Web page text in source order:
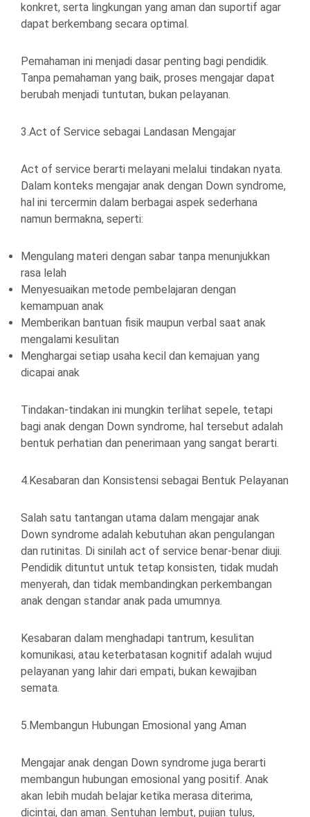
konkret, serta lingkungan yang aman dan suportif agar
dapat berkembang secara optimal.
Pemahaman ini menjadi dasar penting bagi pendidik.
Tanpa pemahaman yang baik, proses mengajar dapat
berubah menjadi tuntutan, bukan pelayanan.
3.Act of Service sebagai Landasan Mengajar
Act of service berarti melayani melalui tindakan nyata.
Dalam konteks mengajar anak dengan Down syndrome,
hal ini tercermin dalam berbagai aspek sederhana
namun bermakna, seperti:
Mengulang materi dengan sabar tanpa menunjukkan
rasa lelah
Menyesuaikan metode pembelajaran dengan
kemampuan anak
Memberikan bantuan fisik maupun verbal saat anak
mengalami kesulitan
Menghargai setiap usaha kecil dan kemajuan yang
dicapai anak
Tindakan-tindakan ini mungkin terlihat sepele, tetapi
bagi anak dengan Down syndrome, hal tersebut adalah
bentuk perhatian dan penerimaan yang sangat berarti.
4.Kesabaran dan Konsistensi sebagai Bentuk Pelayanan
Salah satu tantangan utama dalam mengajar anak
Down syndrome adalah kebutuhan akan pengulangan
dan rutinitas. Di sinilah act of service benar-benar diuji.
Pendidik dituntut untuk tetap konsisten, tidak mudah
menyerah, dan tidak membandingkan perkembangan
anak dengan standar anak pada umumnya.
Kesabaran dalam menghadapi tantrum, kesulitan
komunikasi, atau keterbatasan kognitif adalah wujud
pelayanan yang lahir dari empati, bukan kewajiban
semata.
5.Membangun Hubungan Emosional yang Aman
Mengajar anak dengan Down syndrome juga berarti
membangun hubungan emosional yang positif. Anak
akan lebih mudah belajar ketika merasa diterima,
dicintai, dan aman. Sentuhan lembut, pujian tulus,